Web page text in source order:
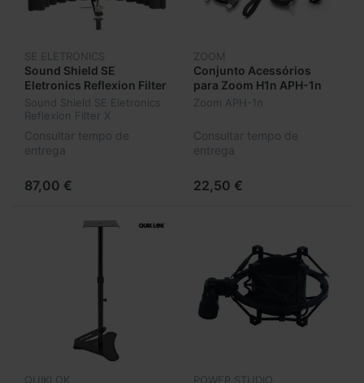
SE ELETRONICS
Sound Shield SE
Eletronics Reflexion Filter
X
Sound Shield SE Eletronics
Reflexion Filter X
Consultar tempo de
entrega
87,00 €
ZOOM
Conjunto Acessórios
para Zoom H1n APH-1n
Zoom APH-1n
Consultar tempo de
entrega
22,50 €
QUIKLOK POWER STUDIO